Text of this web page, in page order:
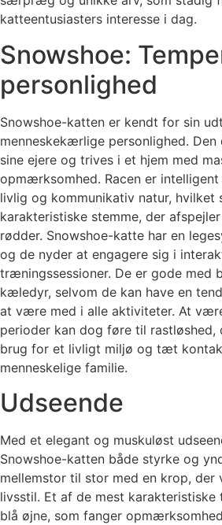
katteentusiasters interesse i dag.
Snowshoe:
personlighed
Snowshoe-katten er kendt for sin
menneskekærlige personlighed.
sine ejere og trives i et hjem med
opmærksomhed. Racen er
livlig og kommunikativ natur, hvilket
karakteristiske stemme, der
rødder. Snowshoe-katte har en
og de nyder at engagere sig i
træningssessioner. De er gode med
kæledyr, selvom de kan have en
at være med i alle aktiviteter. At
perioder kan dog føre til rastløshed,
brug for et livligt miljø og tæt
menneskelige familie.
Udseende
Med et elegant og muskuløst
Snowshoe-katten både styrke og
mellemstor til stor med en krop, der
livsstil. Et af de mest
blå øjne, som fanger